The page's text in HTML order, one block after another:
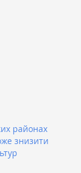
районах
знизити